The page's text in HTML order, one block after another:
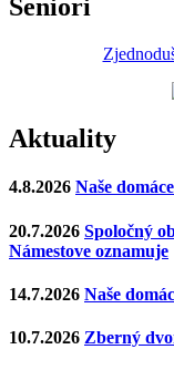
Seniori
Aktuality
4.8.2026 Naše
20.7.2026 Spoločný
Námestove oznamuje
14.7.2026 Naše
10.7.2026 Zberný